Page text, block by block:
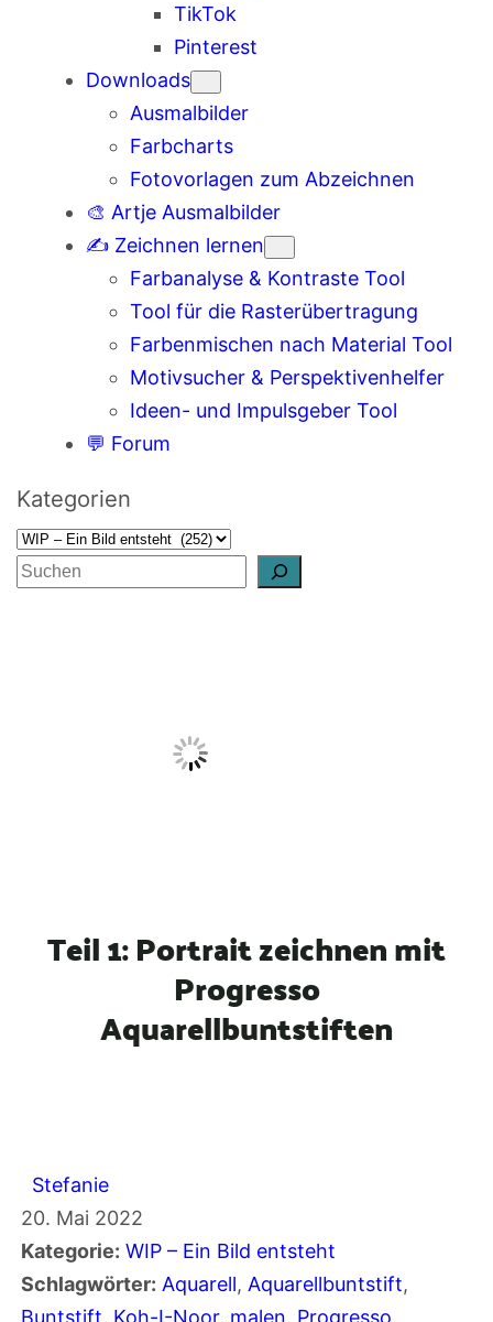
TikTok
Pinterest
Downloads
Ausmalbilder
Farbcharts
Fotovorlagen zum Abzeichnen
🎨 Artje Ausmalbilder
✍️ Zeichnen lernen
Farbanalyse & Kontraste Tool
Tool für die Rasterübertragung
Farbenmischen nach Material Tool
Motivsucher & Perspektivenhelfer
Ideen- und Impulsgeber Tool
💬 Forum
Kategorien
S
Teil 1: Portrait zeichnen mit
Progresso
Aquarellbuntstiften
Stefanie
20. Mai 2022
Kategorie: WIP – Ein Bild entsteht
Schlagwörter: Aquarell, Aquarellbuntstift
Buntstift, Koh-I-Noor, malen, Progresso